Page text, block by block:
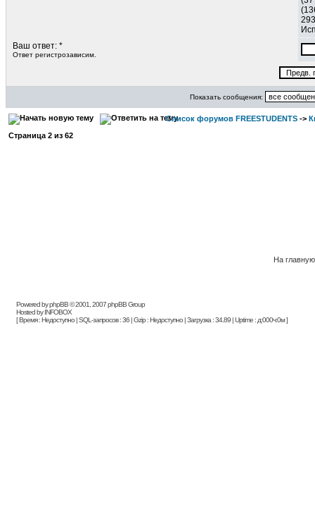
Ваш ответ: *
Ответ регистрозависим.
Показать сообщения:
Список форумов FREESTUDENTS ->
Страница 2 из 62
На
Powered by phpBB © 2001, 2007 phpBB Group
Hosted by INFOBOX
[ Время : Недоступно | SQL-запросов : 36 | Gzip : Недоступно | Загрузка : 34.89 | Uptime : д:000ч:0м ]